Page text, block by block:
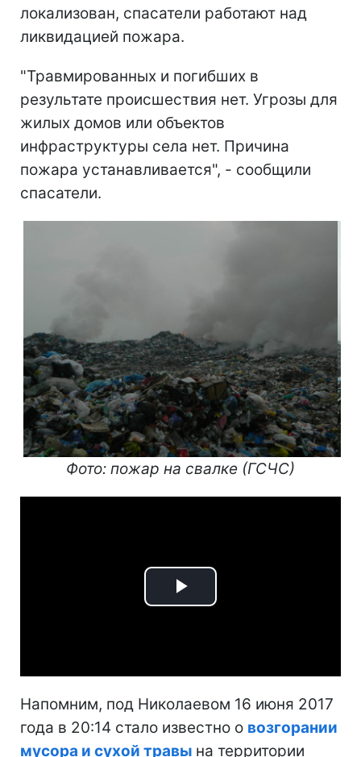
локализован, спасатели работают над
ликвидацией пожара.
"Травмированных и погибших в
результате происшествия нет. Угрозы для
жилых домов или объектов
инфраструктуры села нет. Причина
пожара устанавливается", - сообщили
спасатели.
Фото: пожар на свалке (ГСЧС)
Play
Напомним, под Николаевом 16 июня 2017
года в 20:14 стало известно о возгорании
мусора и сухой травы на территории